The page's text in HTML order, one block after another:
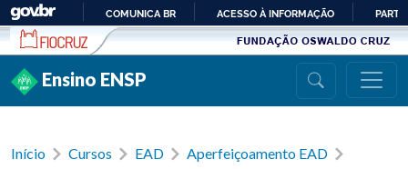
Ir para conteúdo
PARA
COMUNICA BR ACESSO À INFORMAÇÃO
Ensino ENSP
Início Cursos EAD Aperfeiçoamento EAD